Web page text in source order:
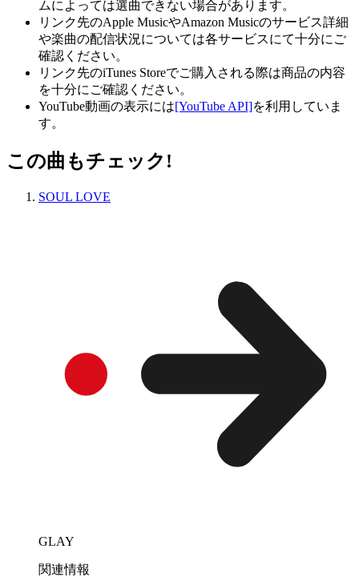
ムによっては選曲できない場合があります。
リンク先のApple MusicやAmazon Musicのサービス詳細
や楽曲の配信状況については各サービスにて十分にご
確認ください。
リンク先のiTunes Storeでご購入される際は商品の内容
を十分にご確認ください。
YouTube動画の表示には[YouTube API]を利用していま
す。
この曲もチェック!
SOUL LOVE
GLAY
関連情報